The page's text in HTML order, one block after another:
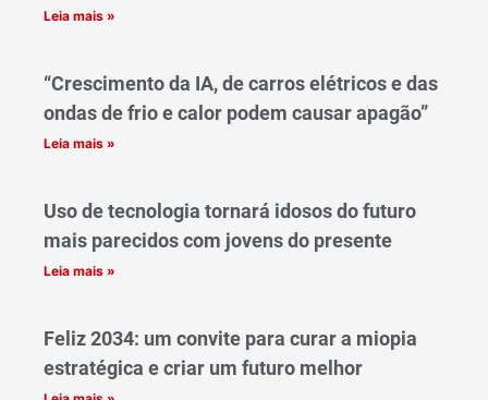
Leia mais »
“Crescimento da IA, de carros elétricos e das
ondas de frio e calor podem causar apagão”
Leia mais »
Uso de tecnologia tornará idosos do futuro
mais parecidos com jovens do presente
Leia mais »
Feliz 2034: um convite para curar a miopia
estratégica e criar um futuro melhor